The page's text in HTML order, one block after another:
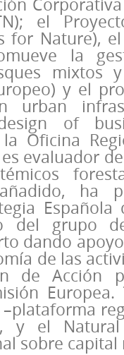
el
for Nature),
la
mixtos
y el
urban
of
Oficina
evaluador
ha
Española
del grupo
dando
de las
de Acción
y el
sobre capital